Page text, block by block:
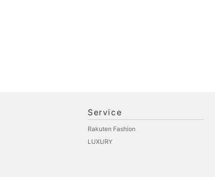
Service
Rakuten Fashion
LUXURY